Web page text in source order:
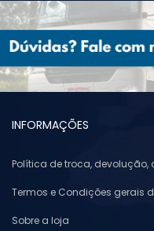
INFORMAÇÕES
Política de troca, devolução,
Termos e Condições gerais
Sobre a loja